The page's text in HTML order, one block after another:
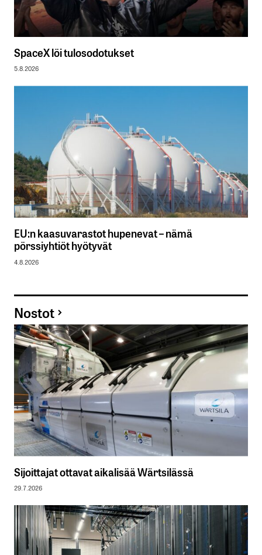
SpaceX löi tulosodotukset
5.8.2026
EU:n kaasuvarastot hupenevat – nämä
pörssiyhtiöt hyötyvät
4.8.2026
Nostot
Sijoittajat ottavat aikalisää Wärtsilässä
29.7.2026